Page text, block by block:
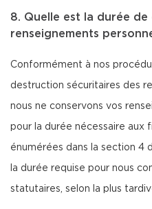
8. Quelle est la durée
renseignements
Conformément à nos
destruction sécuritaires des
nous ne conservons vos
pour la durée nécessaire aux
énumérées dans la section 4
la durée requise pour nous
statutaires, selon la plus